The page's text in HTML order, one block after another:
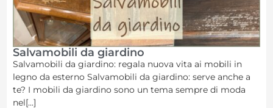
Salvamobili da giardino
Salvamobili da giardino: regala nuova vita ai mobili in
legno da esterno Salvamobili da giardino: serve anche a
te? I mobili da giardino sono un tema sempre di moda
nel[...]